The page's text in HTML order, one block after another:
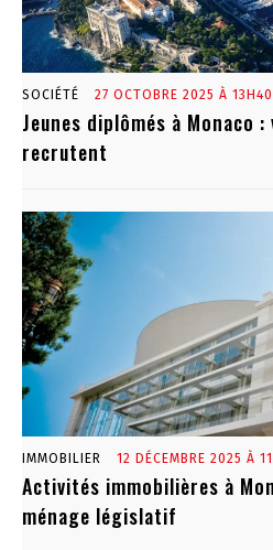
SOCIÉTÉ 27 OCTOBRE 2025 À 13H40
Jeunes diplômés à Monaco
recrutent
IMMOBILIER 12 DÉCEMBRE 2025 À
Activités immobilières à
ménage législatif